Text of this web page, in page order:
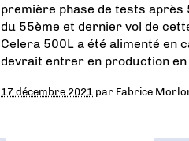
première phase de tests
du 55ème et dernier vol de
Celera 500L a été alimenté en
devrait entrer en production
17 décembre 2021 par Fabrice